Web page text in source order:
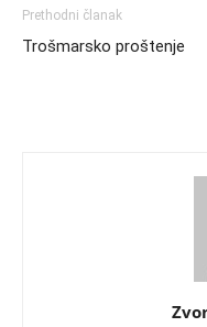
Prethodni članak
Trošmarsko proštenje